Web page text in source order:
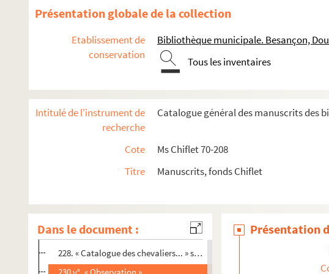
Présentation globale de la collection
Etablissement de
conservation
Bibliothèque municipale. Besançon,
Tous les inventaires
Intitulé de l'instrument de
recherche
Catalogue général des manuscrits des
Cote
Ms Chiflet 70-208
Titre
Manuscrits, fonds Chiflet
Dans le document :
Ms Chiflet 82. « Matières héraldiques. Tome II »
Ms Chiflet 83. « Matières héraldiques. Tome III »
Ms Chiflet 84. « Matières héraldiques. Tome IV »
Ms Chiflet 86. Des couleurs héraldiques : notes de Jean-Jacques Chiflet
Ms Chiflet 87. Documents concernant l'histoire et le fonctionnement de
6. Un morceau oratoire sur « les excellences et grandeurs de l'ordre de la
159. Cinq rectifications concernant un pareil nombre de personnages
161. Des annales de l'ordre sous le duc de Bourgogne, Charles le Hardi
228. « Catalogue des chevaliers... » sous Charles le Hardi
Présentation